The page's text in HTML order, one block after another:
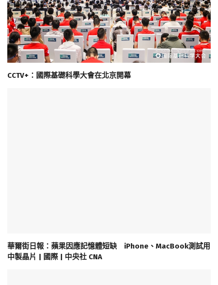
CCTV+：國際基礎科學大會在北京開幕
華爾街日報：蘋果因應記憶體短缺 iPhone、MacBook測試用
中製晶片 | 國際 | 中央社 CNA